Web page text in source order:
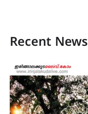
Recent News